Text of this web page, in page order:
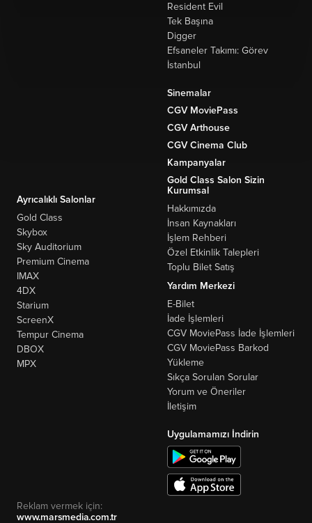
Resident Evil
Tek Başına
Digger
Efsaneler Takımı: Görev
İstanbul
Sinemalar
CGV MoviePass
CGV Arthouse
CGV Cinema Club
Kampanyalar
Gold Class Salon Sizin
Ayrıcalıklı Salonlar
Gold Class
Skybox
Sky Auditorium
Premium Cinema
IMAX
4DX
Starium
ScreenX
Tempur Cinema
DBOX
MPX
Kurumsal
Hakkımızda
İnsan Kaynakları
İşlem Rehberi
Özel Etkinlik Talepleri
Toplu Bilet Satış
Yardım Merkezi
E-Bilet
İade İşlemleri
CGV MoviePass İade İşlemleri
CGV MoviePass Barkod
Yükleme
Sıkça Sorulan Sorular
Yorum ve Öneriler
İletişim
Uygulamamızı İndirin
Reklam vermek için:
www.marsmedia.com.tr